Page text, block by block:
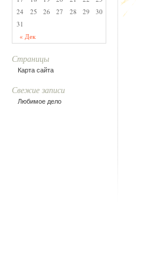
« Дек
24
25 26 27 28 29
30
31
Страницы
Карта сайта
Свежие записи
Любимое дело